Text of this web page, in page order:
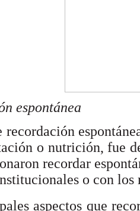
espontánea
o nutrición, fue
recordar
o con los
aspectos que